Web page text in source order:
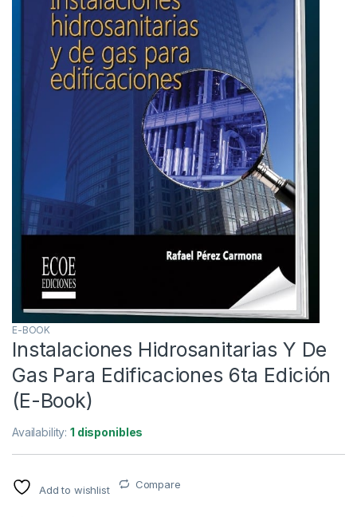
E-BOOK
Instalaciones Hidrosanitarias Y De
Gas Para Edificaciones 6ta Edición
(E-Book)
Availability:1 disponibles
Add to wishlist Compare